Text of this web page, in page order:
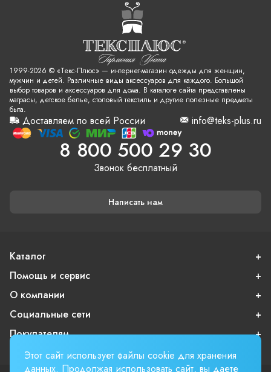
1999-2026 © «Текс-Плюс» — интернет-магазин одежды для женщин,
мужчин и детей. Различные виды аксессуаров для каждого. Большой
выбор товаров и аксессуаров для дома. В каталоге сайта представлены
матрасы, детское белье, столовый текстиль и другие полезные предметы
быта.
Доставляем по всей России info@teks-plus.ru
8 800 500 29 30
Звонок бесплатный
Написать нам
Каталог
Помощь и сервис
О компании
Социальные сети
Покупателям
Этот сайт использует файлы cookie для хранения
данных. Продолжая использовать сайт, вы даете